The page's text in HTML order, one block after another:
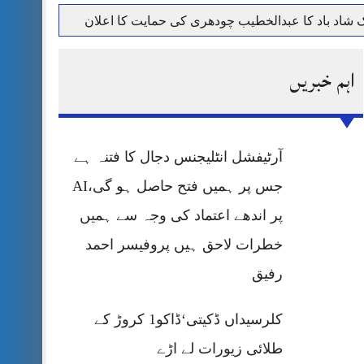
کی پریس کانفرنس
اہم خبریں
آرٹیفشل انٹلیجنس دجال کا فتنہ ہے
جس پر ہمیں فتح حاصل ہو گی،AI
پر اندھے اعتماد کی وجہ سے ہمیں
خطرات لاحق ہیں پروفیسر احمد
رفیق
کلرسیداں ڈکیتی‘ڈاکو1 کروڑ کے
طلائی زیورات لے اڑے